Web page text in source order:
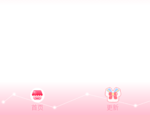
首页 更新